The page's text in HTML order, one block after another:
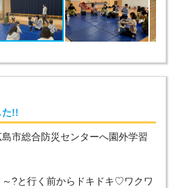
た!!
市総合防災センターへ園外学習
?と行く前からドキドキ♡ワクワ